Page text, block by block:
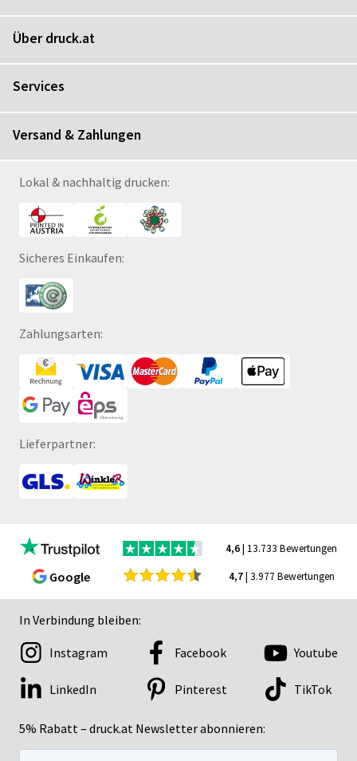
Über druck.at
Services
Versand & Zahlungen
Lokal & nachhaltig drucken:
Sicheres Einkaufen:
Zahlungsarten:
Lieferpartner:
4,6| 13.733 Bewertungen
Google 4,7| 3.977 Bewertungen
In Verbindung bleiben:
5% Rabatt – druck.at Newsletter abonnieren:
Instagram Facebook Youtube
LinkedIn Pinterest TikTok